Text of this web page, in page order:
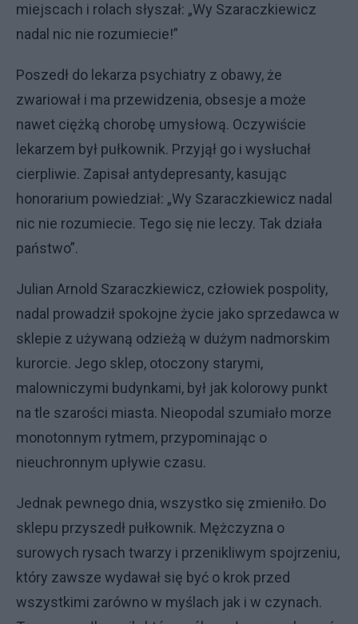
miejscach i rolach słyszał: „Wy Szaraczkiewicz
nadal nic nie rozumiecie!”
Poszedł do lekarza psychiatry z obawy, że
zwariował i ma przewidzenia, obsesje a może
nawet ciężką chorobę umysłową. Oczywiście
lekarzem był pułkownik. Przyjął go i wysłuchał
cierpliwie. Zapisał antydepresanty, kasując
honorarium powiedział: „Wy Szaraczkiewicz nadal
nic nie rozumiecie. Tego się nie leczy. Tak działa
państwo”.
Julian Arnold Szaraczkiewicz, człowiek pospolity,
nadal prowadził spokojne życie jako sprzedawca w
sklepie z używaną odzieżą w dużym nadmorskim
kurorcie. Jego sklep, otoczony starymi,
malowniczymi budynkami, był jak kolorowy punkt
na tle szarości miasta. Nieopodal szumiało morze
monotonnym rytmem, przypominając o
nieuchronnym upływie czasu.
Jednak pewnego dnia, wszystko się zmieniło. Do
sklepu przyszedł pułkownik. Mężczyzna o
surowych rysach twarzy i przenikliwym spojrzeniu,
który zawsze wydawał się być o krok przed
wszystkimi zarówno w myślach jak i w czynach.